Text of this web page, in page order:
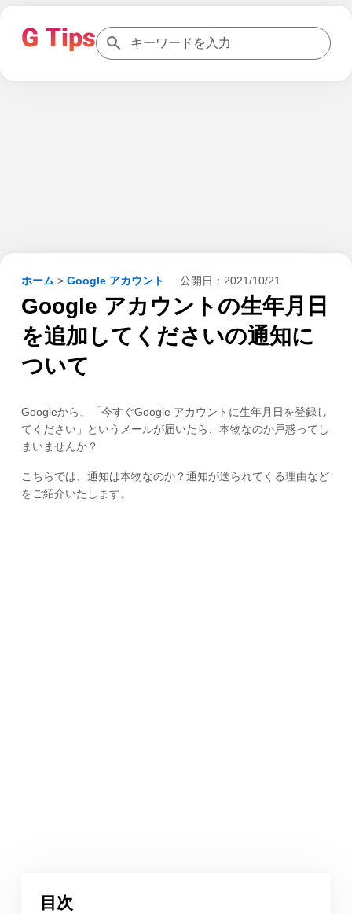
ホーム > Google アカウント 公開日： 2021/10/21
Google アカウントの生年月日
を追加してくださいの通知に
ついて
Googleから、「今すぐGoogle アカウントに生年月日を登録し
てください」というメールが届いたら、本物なのか戸惑ってし
まいませんか？
こちらでは、通知は本物なのか？通知が送られてくる理由など
をご紹介いたします。
目次